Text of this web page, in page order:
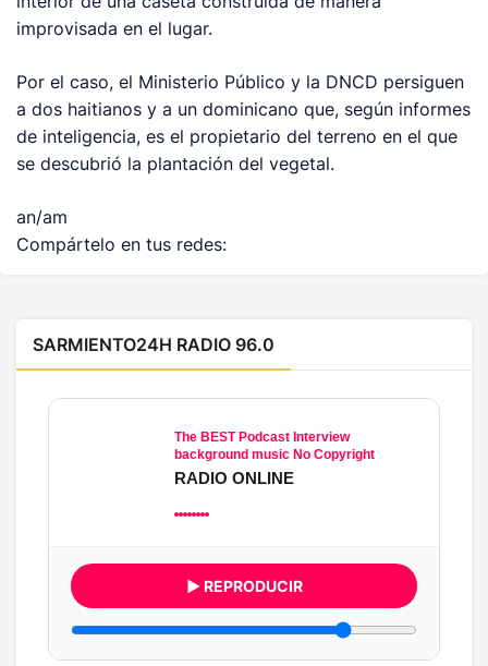
improvisada en el lugar.
Por el caso, el Ministerio Público y la DNCD persiguen
a dos haitianos y a un dominicano que, según informes
de inteligencia, es el propietario del terreno en el que
se descubrió la plantación del vegetal.
an/am
Compártelo en tus redes:
SARMIENTO24H RADIO 96.0
The BEST Podcast Interview
background music No Copyright
RADIO ONLINE
▶ REPRODUCIR